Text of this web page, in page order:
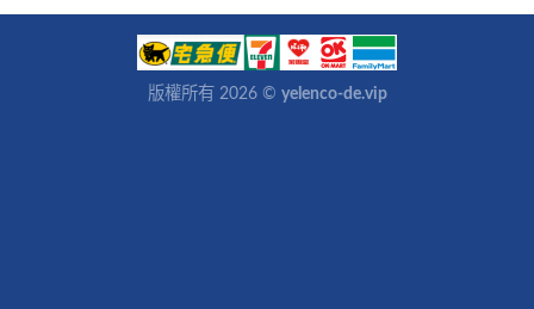
版權所有 2026 © yelenco-de.vip